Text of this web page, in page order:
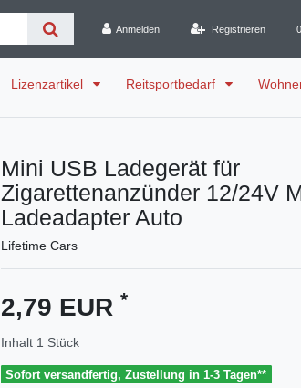
Anmelden Registrieren 0
Lizenzartikel Reitsportbedarf
Mini USB Ladegerät für
Zigarettenanzünder 12/24V
Ladeadapter Auto
Lifetime Cars
2,79 EUR *
Inhalt 1 Stück
Sofort versandfertig, Zustellung in 1-3 Tagen**